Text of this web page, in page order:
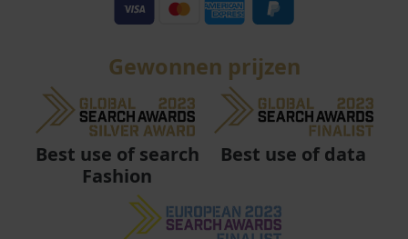
Gewonnen prijzen
Best use of search
Fashion
Best use of data